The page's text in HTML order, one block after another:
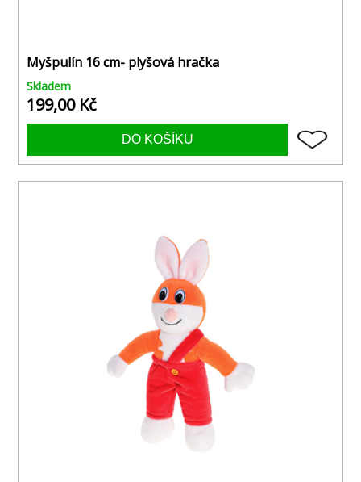
Myšpulín 16 cm- plyšová hračka
Skladem
199,00 Kč